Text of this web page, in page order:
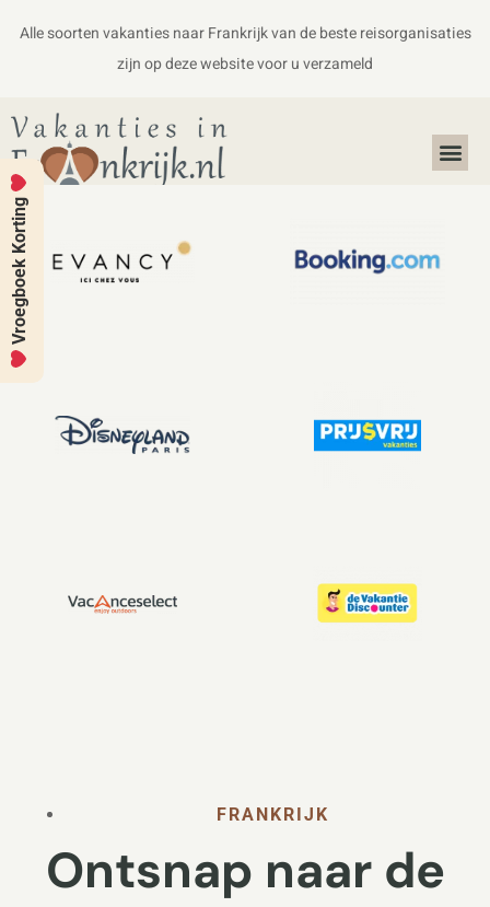
Alle soorten vakanties naar Frankrijk van de beste reisorganisaties
zijn op deze website voor u verzameld
FRANKRIJK
Ontsnap naar de
Vroegboek Korting